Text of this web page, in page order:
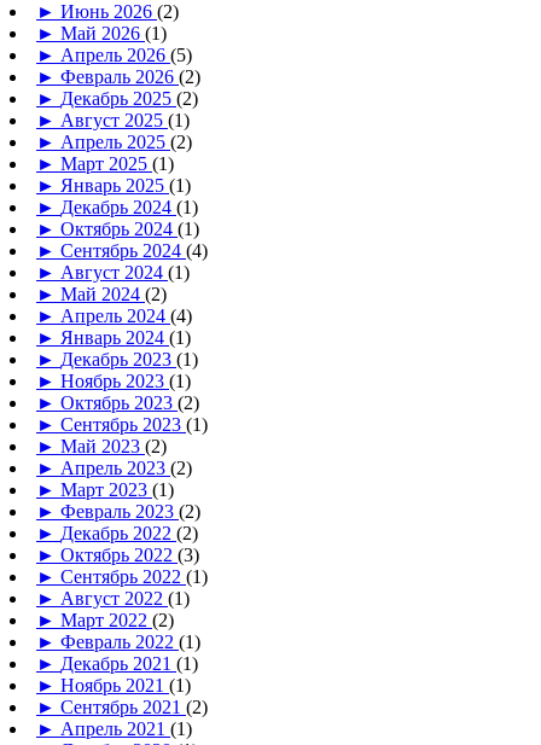
► Июнь 2026 (2)
► Май 2026 (1)
► Апрель 2026 (5)
► Февраль 2026 (2)
► Декабрь 2025 (2)
► Август 2025 (1)
► Апрель 2025 (2)
► Март 2025 (1)
► Январь 2025 (1)
► Декабрь 2024 (1)
► Октябрь 2024 (1)
► Сентябрь 2024 (4)
► Август 2024 (1)
► Май 2024 (2)
► Апрель 2024 (4)
► Январь 2024 (1)
► Декабрь 2023 (1)
► Ноябрь 2023 (1)
► Октябрь 2023 (2)
► Сентябрь 2023 (1)
► Май 2023 (2)
► Апрель 2023 (2)
► Март 2023 (1)
► Февраль 2023 (2)
► Декабрь 2022 (2)
► Октябрь 2022 (3)
► Сентябрь 2022 (1)
► Август 2022 (1)
► Март 2022 (2)
► Февраль 2022 (1)
► Декабрь 2021 (1)
► Ноябрь 2021 (1)
► Сентябрь 2021 (2)
► Апрель 2021 (1)